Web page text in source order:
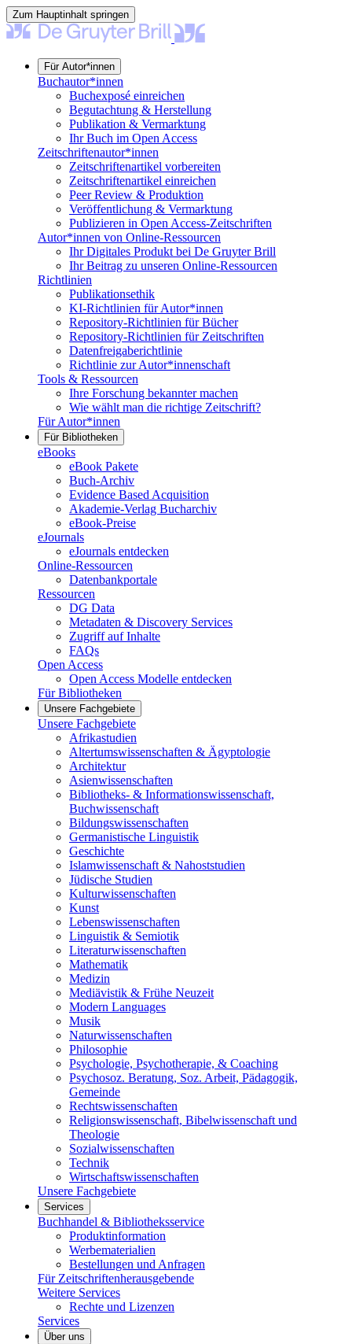
Zum Hauptinhalt springen
Für Autor*innen
Buchautor*innen
Buchexposé einreichen
Begutachtung & Herstellung
Publikation & Vermarktung
Ihr Buch im Open Access
Zeitschriftenautor*innen
Zeitschriftenartikel vorbereiten
Zeitschriftenartikel einreichen
Peer Review & Produktion
Veröffentlichung & Vermarktung
Publizieren in Open Access-Zeitschriften
Autor*innen von Online-Ressourcen
Ihr Digitales Produkt bei De Gruyter Brill
Ihr Beitrag zu unseren Online-Ressourcen
Richtlinien
Publikationsethik
KI-Richtlinien für Autor*innen
Repository-Richtlinien für Bücher
Repository-Richtlinien für Zeitschriften
Datenfreigaberichtlinie
Richtlinie zur Autor*innenschaft
Tools & Ressourcen
Ihre Forschung bekannter machen
Wie wählt man die richtige Zeitschrift?
Für Autor*innen
Für Bibliotheken
eBooks
eBook Pakete
Buch-Archiv
Evidence Based Acquisition
Akademie-Verlag Bucharchiv
eBook-Preise
eJournals
eJournals entdecken
Online-Ressourcen
Datenbankportale
Ressourcen
DG Data
Metadaten & Discovery Services
Zugriff auf Inhalte
FAQs
Open Access
Open Access Modelle entdecken
Für Bibliotheken
Unsere Fachgebiete
Unsere Fachgebiete
Afrikastudien
Altertumswissenschaften & Ägyptologie
Architektur
Asienwissenschaften
Bibliotheks- & Informationswissenschaft,
Buchwissenschaft
Bildungswissenschaften
Germanistische Linguistik
Geschichte
Islamwissenschaft & Nahoststudien
Jüdische Studien
Kulturwissenschaften
Kunst
Lebenswissenschaften
Linguistik & Semiotik
Literaturwissenschaften
Mathematik
Medizin
Mediävistik & Frühe Neuzeit
Modern Languages
Musik
Naturwissenschaften
Philosophie
Psychologie, Psychotherapie, & Coaching
Psychosoz. Beratung, Soz. Arbeit, Pädagogik,
Gemeinde
Rechtswissenschaften
Religionswissenschaft, Bibelwissenschaft und
Theologie
Sozialwissenschaften
Technik
Wirtschaftswissenschaften
Unsere Fachgebiete
Services
Buchhandel & Bibliotheksservice
Produktinformation
Werbematerialien
Bestellungen und Anfragen
Für Zeitschriftenherausgebende
Weitere Services
Rechte und Lizenzen
Services
Über uns